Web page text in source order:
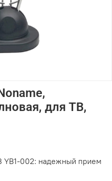
для ТВ,
002: надежный прием